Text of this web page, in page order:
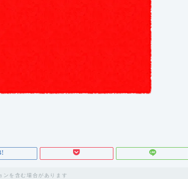
ンを含む場合があります